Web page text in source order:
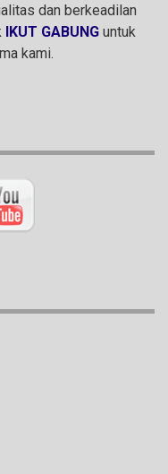
dan berkeadilan
IKUT GABUNG untuk
kami.